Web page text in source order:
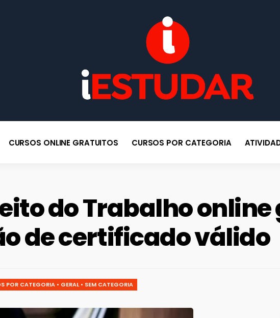
CURSOS ONLINE GRATUITOS CURSOS POR CATEGORIA
do Trabalho
de certificado válido
POR CATEGORIA • GERAL• SEM CATEGORIA